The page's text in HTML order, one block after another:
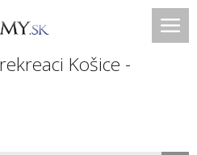
Košice -